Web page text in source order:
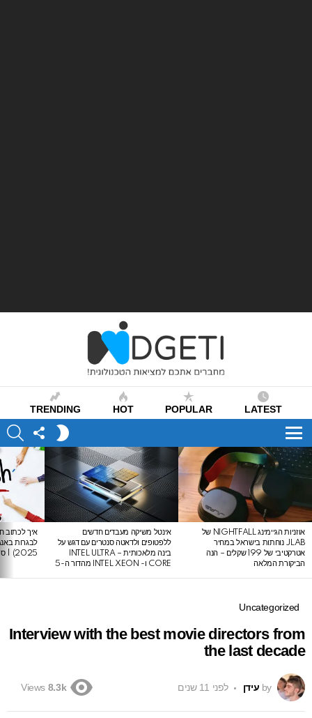
LATEST
POPULAR
HOT
TRENDING
Menu
SWITCH
SKIN
US
LATEST
STORIES
אוזניות הגיימינג NIGHTFALL של
JLAB נוחתות בישראל במחיר
אטרקטיבי של 199 שקלים – הנה
הביקורת המלאה
אינטל משיקה מעבדים חדשים
ללפטופים ולדאטה סנטרים עם דגש על
בינה מלאכותית – INTEL ULTRA
CORE ו- INTEL XEON מהדור ה-5
איך לכתוב
2025) | סיכום לבגרות באנגלית
Uncategorized
Interview with the best movie directors from
the last decade
by עידן לפני 11 שנים 8.3k
Views